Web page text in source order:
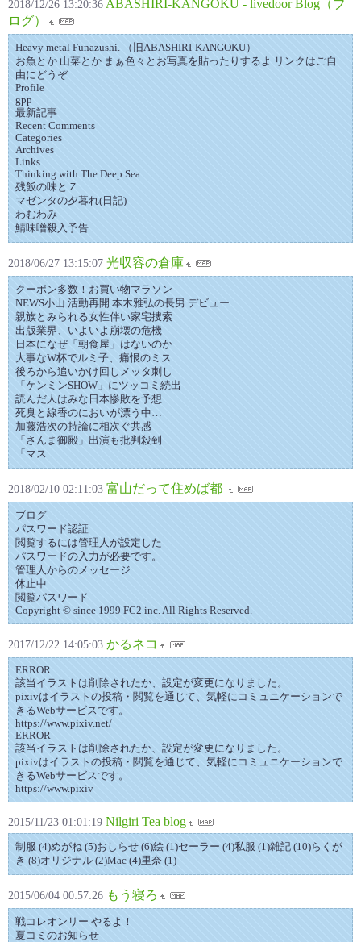
2018/12/26 13:20:36 ABASHIRI-KANGOKU - livedoor Blog（ブ
ログ）
Heavy metal Funazushi. （旧ABASHIRI-KANGOKU）
お魚とか 山菜とか まぁ色々とお写真を貼ったりするよ リンクはご自
由にどうぞ
Profile
gpp
最新記事
Recent Comments
Categories
Archives
Links
Thinking with The Deep Sea
残飯の味とＺ
マゼンタの夕暮れ(日記)
わむわみ
鯖味噌殺入予告
2018/06/27 13:15:07 光収容の倉庫
クーポン多数！お買い物マラソン
NEWS小山 活動再開 本木雅弘の長男 デビュー
親族とみられる女性伴い家宅捜索
出版業界、いよいよ崩壊の危機
日本になぜ「朝食屋」はないのか
大事なW杯でルミ子、痛恨のミス
後ろから追いかけ回しメッタ刺し
「ケンミンSHOW」にツッコミ続出
読んだ人はみな日本惨敗を予想
死臭と線香のにおいが漂う中…
加藤浩次の持論に相次ぐ共感
「さんま御殿」出演も批判殺到
「マス
2018/02/10 02:11:03 富山だって住めば都
ブログ
パスワード認証
閲覧するには管理人が設定した
パスワードの入力が必要です。
管理人からのメッセージ
休止中
閲覧パスワード
Copyright © since 1999 FC2 inc. All Rights Reserved.
2017/12/22 14:05:03 かるネコ
ERROR
該当イラストは削除されたか、設定が変更になりました。
pixivはイラストの投稿・閲覧を通じて、気軽にコミュニケーションで
きるWebサービスです。
https://www.pixiv.net/
ERROR
該当イラストは削除されたか、設定が変更になりました。
pixivはイラストの投稿・閲覧を通じて、気軽にコミュニケーションで
きるWebサービスです。
https://www.pixiv
2015/11/23 01:01:19 Nilgiri Tea blog
制服 (4)めがね (5)おしらせ (6)絵 (1)セーラー (4)私服 (1)雑記 (10)らくが
き (8)オリジナル (2)Mac (4)里奈 (1)
2015/06/04 00:57:26 もう寝ろ
戦コレオンリー やるよ！
夏コミのお知らせ